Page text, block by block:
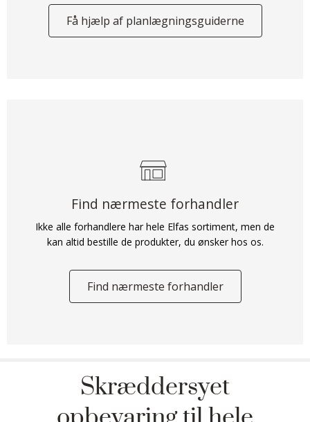
Få hjælp af planlægningsguiderne
Find nærmeste forhandler
Ikke alle forhandlere har hele Elfas sortiment, men de
kan altid bestille de produkter, du ønsker hos os.
Find nærmeste forhandler
Skræddersyet